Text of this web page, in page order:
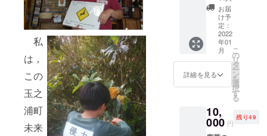
私
は，
この
玉之
浦町
未来
茶ぶり
や解決
不能な
問題に
直面し
たと
き、さ
りげな
してく
れま
いシカ
革製品
小物２
種類。
「しお
り」
と，も
う一点
（小銭
ケー
ス，
キー
お届
け予
定：
2022
年01
月
詳細を見る
こ
の
リ
タ
ー
ン
を
選
択
す
る
10,
000 円
残り49